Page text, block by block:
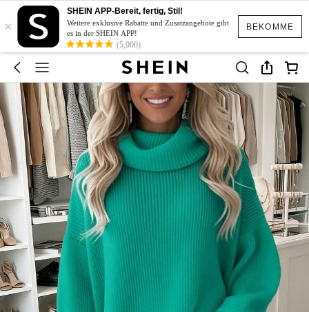
BEKOMME
×
SHEIN APP-Bereit, fertig, Stil!
Weitere exklusive Rabatte und Zusatzangebote gibt
es in der SHEIN APP!
(5,000)